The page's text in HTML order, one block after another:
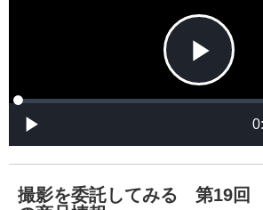
P
l
a
L
d
0
P
e
s
%
撮影を委託してみる 第19回